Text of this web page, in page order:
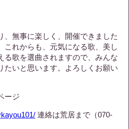
、無事に楽しく、開催できました
これからも、元気になる歌、美し
る歌を選曲されますので、みんな
たいと思います。よろしくお願い
ージ
連絡は荒居まで（070-